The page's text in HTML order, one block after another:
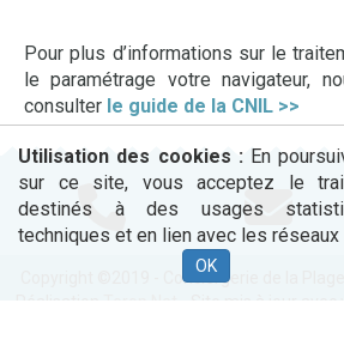
Utilisation des cookies : En
sur ce site, vous acceptez le
destinés à des usages
techniques et en lien avec les réseaux
OK
Pour plus d’informations sur le
le paramétrage votre navigateur,
consulter le guide de la CNIL >>
Copyright ©2019 - Conciergerie de la